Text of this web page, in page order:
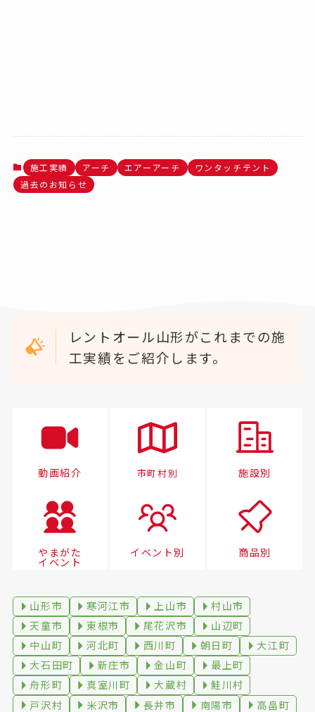
施工実績 アーチ エアーアーチ
ワンタッチテント
過去のお知らせ
レントオール山形がこれまでの施
工実績をご紹介します。
動画紹介 市町村別 施設別
やまがた
イベント
イベント別 商品別
山形市 寒河江市 上山市
村山市
天童市
東根市 尾花沢市
山辺町
中山町
河北町 西川町 朝日町
大江町
大石田町
新庄市 金山町
最上町
舟形町
真室川町 大蔵村
鮭川村
戸沢村
米沢市 長井市 南陽市 高畠町